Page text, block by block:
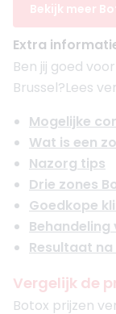
Bekijk meer
Extra
Ben jij goed
Brussel?Lees
Mogelijke
Wat is een
Nazorg tips
Drie zones
Goedkope
Resultaat
Vergelijk de
Botox prijzen